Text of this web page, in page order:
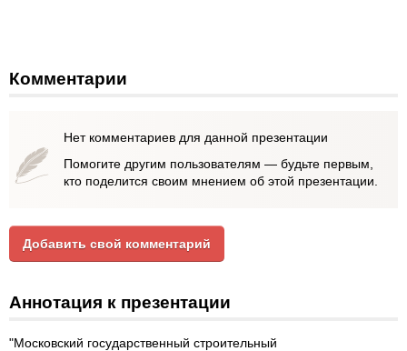
Комментарии
Нет комментариев для данной презентации
Помогите другим пользователям — будьте первым,
кто поделится своим мнением об этой презентации.
Добавить свой комментарий
Аннотация к презентации
"Московский государственный строительный